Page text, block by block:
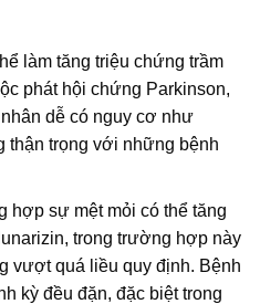
làm tăng triệu chứng trầm
phát hội chứng Parkinson,
dễ có nguy cơ như
thận trọng với những bệnh
hợp sự mệt mỏi có thể tăng
trong trường hợp này
vượt quá liều quy định. Bệnh
kỳ đều đặn, đặc biệt trong